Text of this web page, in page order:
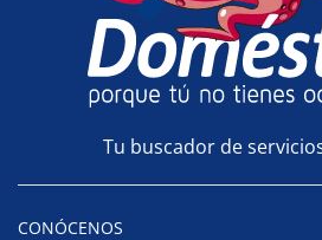
Tu buscador de
CONÓCENOS